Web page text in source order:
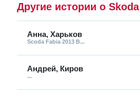
Другие истории о Skoda
Анна, Харьков
Scoda Fabia 2013 В...
Андрей, Киров
...